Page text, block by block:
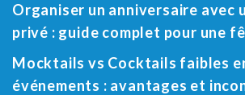
Organiser un anniversaire avec
privé : guide complet pour une
Mocktails vs Cocktails faibles
événements : avantages et